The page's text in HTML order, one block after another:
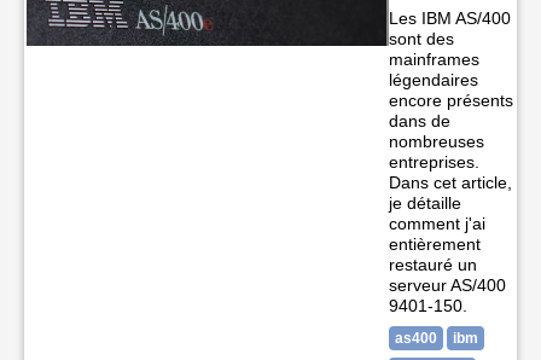
Les IBM AS/400
sont des
mainframes
légendaires
encore présents
dans de
nombreuses
entreprises.
Dans cet article,
je détaille
comment j'ai
entièrement
restauré un
serveur AS/400
9401-150.
as400
ibm